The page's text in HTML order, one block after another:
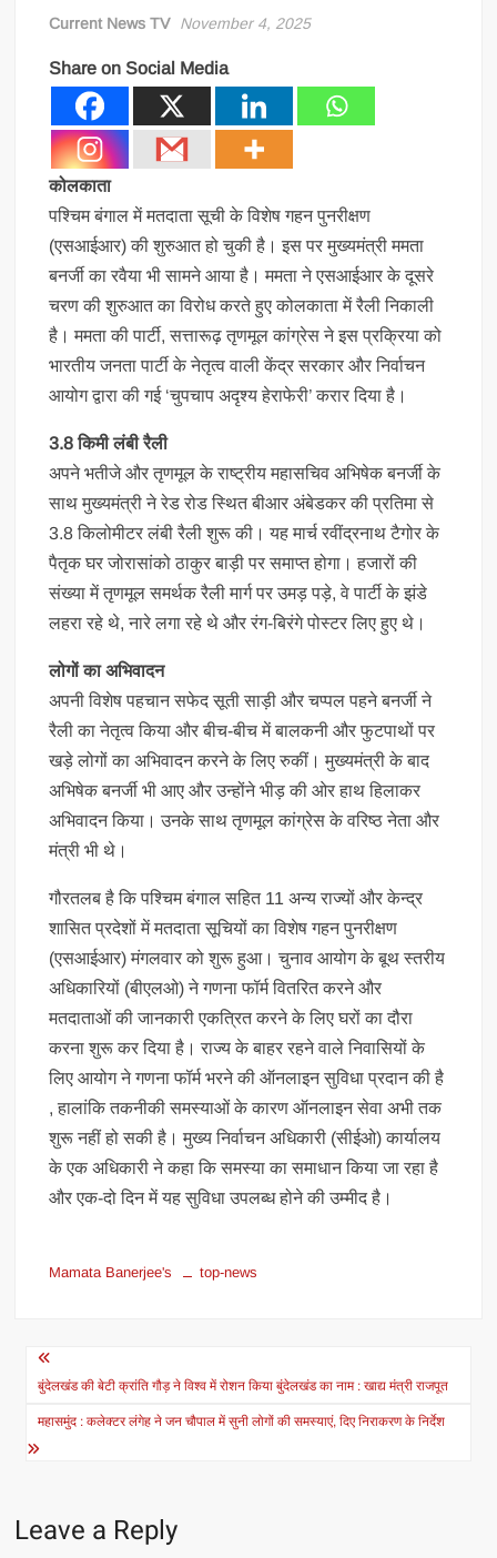
Current News TV November 4, 2025
Share on Social Media
कोलकाता
पश्चिम बंगाल में मतदाता सूची के विशेष गहन पुनरीक्षण
(एसआईआर) की शुरुआत हो चुकी है। इस पर मुख्यमंत्री ममता
बनर्जी का रवैया भी सामने आया है। ममता ने एसआईआर के दूसरे
चरण की शुरुआत का विरोध करते हुए कोलकाता में रैली निकाली
है। ममता की पार्टी, सत्तारूढ़ तृणमूल कांग्रेस ने इस प्रक्रिया को
भारतीय जनता पार्टी के नेतृत्व वाली केंद्र सरकार और निर्वाचन
आयोग द्वारा की गई ‘चुपचाप अदृश्य हेराफेरी’ करार दिया है।
3.8 किमी लंबी रैली
अपने भतीजे और तृणमूल के राष्ट्रीय महासचिव अभिषेक बनर्जी के
साथ मुख्यमंत्री ने रेड रोड स्थित बीआर अंबेडकर की प्रतिमा से
3.8 किलोमीटर लंबी रैली शुरू की। यह मार्च रवींद्रनाथ टैगोर के
पैतृक घर जोरासांको ठाकुर बाड़ी पर समाप्त होगा। हजारों की
संख्या में तृणमूल समर्थक रैली मार्ग पर उमड़ पड़े, वे पार्टी के झंडे
लहरा रहे थे, नारे लगा रहे थे और रंग-बिरंगे पोस्टर लिए हुए थे।
लोगों का अभिवादन
अपनी विशेष पहचान सफेद सूती साड़ी और चप्पल पहने बनर्जी ने
रैली का नेतृत्व किया और बीच-बीच में बालकनी और फुटपाथों पर
खड़े लोगों का अभिवादन करने के लिए रुकीं। मुख्यमंत्री के बाद
अभिषेक बनर्जी भी आए और उन्होंने भीड़ की ओर हाथ हिलाकर
अभिवादन किया। उनके साथ तृणमूल कांग्रेस के वरिष्ठ नेता और
मंत्री भी थे।
गौरतलब है कि पश्चिम बंगाल सहित 11 अन्य राज्यों और केन्द्र
शासित प्रदेशों में मतदाता सूचियों का विशेष गहन पुनरीक्षण
(एसआईआर) मंगलवार को शुरू हुआ। चुनाव आयोग के बूथ स्तरीय
अधिकारियों (बीएलओ) ने गणना फॉर्म वितरित करने और
मतदाताओं की जानकारी एकत्रित करने के लिए घरों का दौरा
करना शुरू कर दिया है। राज्य के बाहर रहने वाले निवासियों के
लिए आयोग ने गणना फॉर्म भरने की ऑनलाइन सुविधा प्रदान की है
, हालांकि तकनीकी समस्याओं के कारण ऑनलाइन सेवा अभी तक
शुरू नहीं हो सकी है। मुख्य निर्वाचन अधिकारी (सीईओ) कार्यालय
के एक अधिकारी ने कहा कि समस्या का समाधान किया जा रहा है
और एक-दो दिन में यह सुविधा उपलब्ध होने की उम्मीद है।
Mamata Banerjee's top-news
Post
navigation
बुंदेलखंड की बेटी क्रांति गौड़ ने विश्व में रोशन किया बुंदेलखंड का नाम : खाद्य मंत्री राजपूत
महासमुंद : कलेक्टर लंगेह ने जन चौपाल में सुनी लोगों की समस्याएं, दिए निराकरण के निर्देश
Leave a Reply